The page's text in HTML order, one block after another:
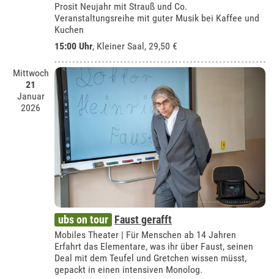
Prosit Neujahr mit Strauß und Co.
Veranstaltungsreihe mit guter Musik bei Kaffee und
Kuchen
15:00 Uhr, Kleiner Saal, 29,50 €
Mittwoch
21
Januar
2026
ubs on tour Faust gerafft
Mobiles Theater | Für Menschen ab 14 Jahren
Erfahrt das Elementare, was ihr über Faust, seinen
Deal mit dem Teufel und Gretchen wissen müsst,
gepackt in einen intensiven Monolog.